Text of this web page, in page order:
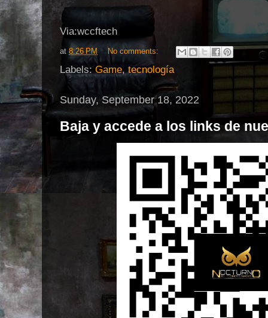
Via:wccftech
at 8:26 PM No comments:
Labels: Game,tecnología
Sunday, September 18, 2022
Baja y accede a los links de